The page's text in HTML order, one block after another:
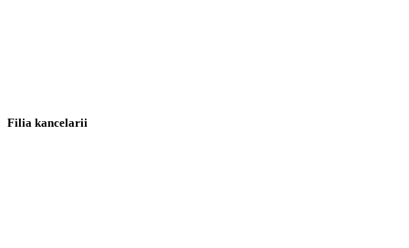
Filia kancelarii